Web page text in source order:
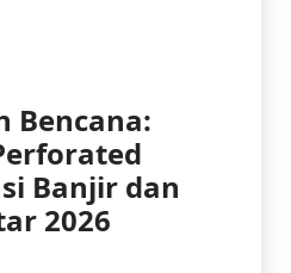
Bencana:
Banjir dan
2026